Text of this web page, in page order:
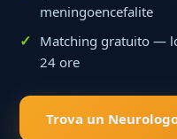
meningoencefalite
Matching gratuito —
24 ore
Trova un